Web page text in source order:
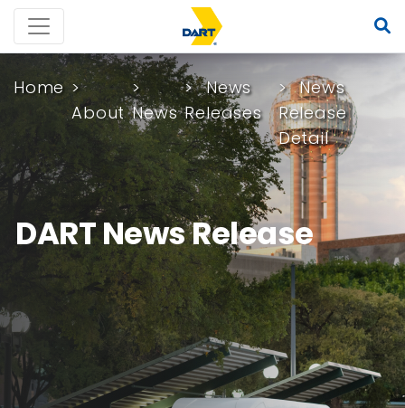
Home
About News
News
Releases
News
Release
Detail
DART News Release